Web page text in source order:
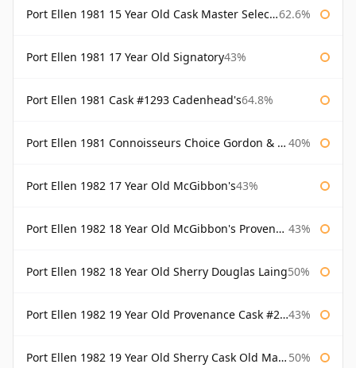
Port Ellen 1981 15 Year Old Cask Master Selection 62.6%
Port Ellen 1981 17 Year Old Signatory43%
Port Ellen 1981 Cask #1293 Cadenhead's64.8%
Port Ellen 1981 Connoisseurs Choice Gordon & Macphail 40%
Port Ellen 1982 17 Year Old McGibbon's43%
Port Ellen 1982 18 Year Old McGibbon's Provenance 43%
Port Ellen 1982 18 Year Old Sherry Douglas Laing50%
Port Ellen 1982 19 Year Old Provenance Cask #2733 McGibbon's 43%
Port Ellen 1982 19 Year Old Sherry Cask Old Malt Cask Douglas Laing 50%